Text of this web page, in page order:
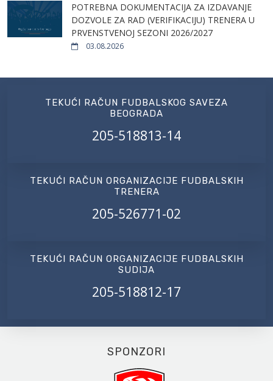
POTREBNA DOKUMENTACIJA ZA IZDAVANJE
DOZVOLE ZA RAD (VERIFIKACIJU) TRENERA U
PRVENSTVENOJ SEZONI 2026/2027
03.08.2026
TEKUĆI RAČUN FUDBALSKOG SAVEZA
BEOGRADA
205-518813-14
TEKUĆI RAČUN ORGANIZACIJE FUDBALSKIH
TRENERA
205-526771-02
TEKUĆI RAČUN ORGANIZACIJE FUDBALSKIH
SUDIJA
205-518812-17
SPONZORI